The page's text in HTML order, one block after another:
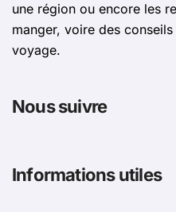
une région ou encore les
manger, voire des
voyage.
Nous suivre
Informations utiles